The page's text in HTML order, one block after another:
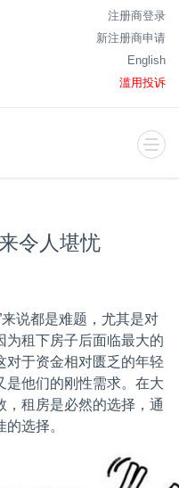
注册商登录
新注册商申请
English
滥用投诉
令人堪忧
说都是难题，尤其是对
为租下房子后面临最大的
对于资金相对匮乏的年轻
是他们的刚性需求。在大
，租房是必然的选择，通
选择。